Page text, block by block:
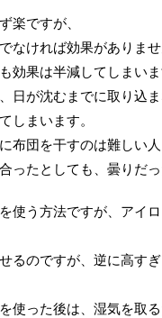
楽ですが、
なければ効果がありませ
効果は半減してしまいま
日が沈むまでに取り込ま
しまいます。
布団を干すのは難しい人
ったとしても、曇りだ
使う方法ですが、アイ
るのですが、逆に高す
使った後は、湿気を取